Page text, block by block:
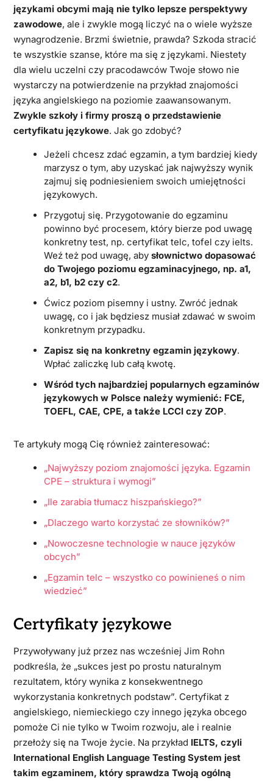
językami obcymi mają nie tylko lepsze perspektywy
zawodowe, ale i zwykle mogą liczyć na o wiele wyższe
wynagrodzenie. Brzmi świetnie, prawda? Szkoda stracić
te wszystkie szanse, które ma się z językami. Niestety
dla wielu uczelni czy pracodawców Twoje słowo nie
wystarczy na potwierdzenie na przykład znajomości
języka angielskiego na poziomie zaawansowanym.
Zwykle szkoły i firmy proszą o przedstawienie
certyfikatu językowe. Jak go zdobyć?
Jeżeli chcesz zdać egzamin, a tym bardziej kiedy
marzysz o tym, aby uzyskać jak najwyższy wynik
zajmuj się podniesieniem swoich umiejętności
językowych.
Przygotuj się. Przygotowanie do egzaminu
powinno być procesem, który bierze pod uwagę
konkretny test, np. certyfikat telc, tofel czy ielts.
Weź też pod uwagę, abysłownictwo dopasować
do Twojego poziomu egzaminacyjnego, np. a1,
a2, b1, b2 czy c2.
Ćwicz poziom pisemny i ustny. Zwróć jednak
uwagę, co i jak będziesz musiał zdawać w swoim
konkretnym przypadku.
Zapisz się na konkretny egzamin językowy.
Wpłać zaliczkę lub całą kwotę.
Wśród tych najbardziej popularnych egzaminów
językowych w Polsce należy wymienić: FCE,
TOEFL, CAE, CPE, a także LCCI czy ZOP.
Te artykuły mogą Cię również zainteresować:
„Najwyższy poziom znajomości języka. Egzamin
CPE – struktura i wymogi”
„Ile zarabia tłumacz hiszpańskiego?”
„Dlaczego warto korzystać ze słowników?”
„Nowoczesne technologie w nauce języków
obcych”
„Egzamin telc – wszystko co powinieneś o nim
wiedzieć”
Certyfikaty językowe
Przywoływany już przez nas wcześniej Jim Rohn
podkreśla, że „sukces jest po prostu naturalnym
rezultatem, który wynika z konsekwentnego
wykorzystania konkretnych podstaw”. Certyfikat z
angielskiego, niemieckiego czy innego języka obcego
pomoże Ci nie tylko w Twoim rozwoju, ale i realnie
przełoży się na Twoje życie. Na przykład IELTS, czyli
International English Language Testing System jest
takim egzaminem, który sprawdza Twoją ogólną